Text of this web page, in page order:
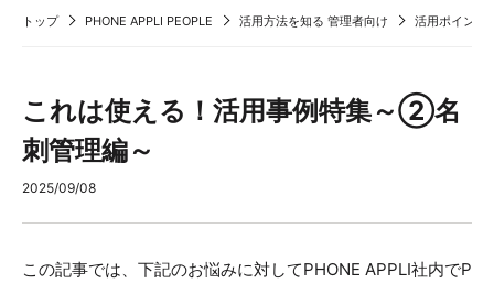
トップ PHONE APPLI PEOPLE 活用方法を知る 管理者向け​ 活用ポイント
これは使える！活用事例特集～②名
刺管理編～
2025/09/08
この記事では、下記のお悩みに対してPHONE APPLI社内でP